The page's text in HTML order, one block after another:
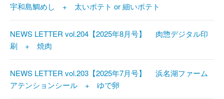
宇和島鯛めし + 太いポテト or 細いポテト
NEWS LETTER vol.204【2025年8月号】 肉惣デジタル印
刷 + 焼肉
NEWS LETTER vol.203【2025年7月号】 浜名湖ファーム
アテンションシール + ゆで卵